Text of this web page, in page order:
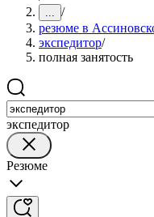
... /
резюме в
экспедитор/
полная занятость
экспедитор
Резюме